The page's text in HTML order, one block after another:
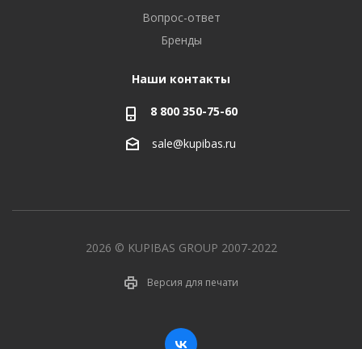
Вопрос-ответ
Бренды
Наши контакты
8 800 350-75-60
sale@kupibas.ru
2026 © KUPIBAS GROUP 2007-2022
Версия для печати